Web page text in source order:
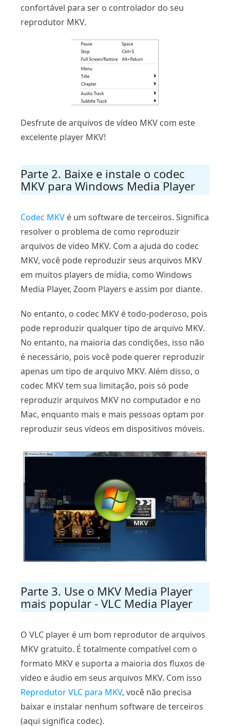
confortável para ser o controlador do seu
reprodutor MKV.
Desfrute de arquivos de vídeo MKV com este
excelente player MKV!
Parte 2. Baixe e instale o codec
MKV para Windows Media Player
Codec MKV é um software de terceiros. Significa
resolver o problema de como reproduzir
arquivos de vídeo MKV. Com a ajuda do codec
MKV, você pode reproduzir seus arquivos MKV
em muitos players de mídia, como Windows
Media Player, Zoom Players e assim por diante.
No entanto, o codec MKV é todo-poderoso, pois
pode reproduzir qualquer tipo de arquivo MKV.
No entanto, na maioria das condições, isso não
é necessário, pois você pode querer reproduzir
apenas um tipo de arquivo MKV. Além disso, o
codec MKV tem sua limitação, pois só pode
reproduzir arquivos MKV no computador e no
Mac, enquanto mais e mais pessoas optam por
reproduzir seus vídeos em dispositivos móveis.
Parte 3. Use o MKV Media Player
mais popular - VLC Media Player
O VLC player é um bom reprodutor de arquivos
MKV gratuito. É totalmente compatível com o
formato MKV e suporta a maioria dos fluxos de
vídeo e áudio em seus arquivos MKV. Com isso
Reprodutor VLC para MKV, você não precisa
baixar e instalar nenhum software de terceiros
(aqui significa codec).